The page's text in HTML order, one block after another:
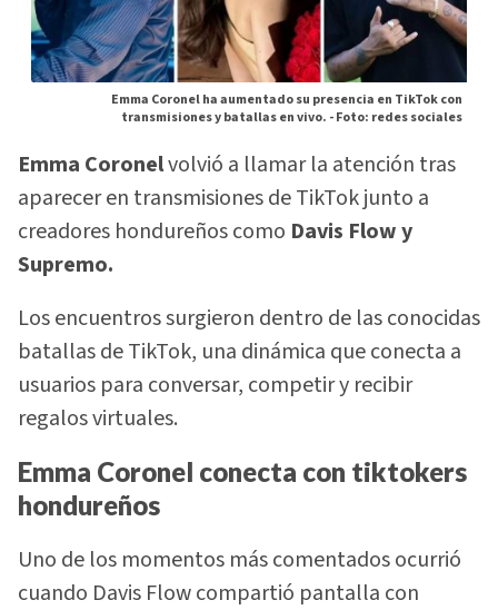
Emma Coronel ha aumentado su presencia en TikTok con
transmisiones y batallas en vivo. -Foto: redes sociales
Emma Coronelvolvió a llamar la atención tras
aparecer en transmisiones de TikTok junto a
creadores hondureños como Davis Flow y
Supremo.
Los encuentros surgieron dentro de las conocidas
batallas de TikTok, una dinámica que conecta a
usuarios para conversar, competir y recibir
regalos virtuales.
Emma Coronel conecta con tiktokers
hondureños
Uno de los momentos más comentados ocurrió
cuando Davis Flow compartió pantalla con